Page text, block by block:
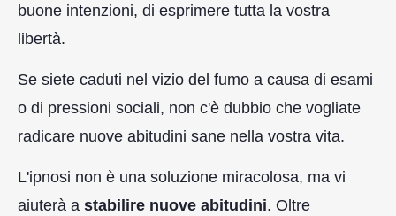
buone intenzioni, di esprimere tutta la vostra
libertà.
Se siete caduti nel vizio del fumo a causa di esami
o di pressioni sociali, non c'è dubbio che vogliate
radicare nuove abitudini sane nella vostra vita.
L'ipnosi non è una soluzione miracolosa, ma vi
aiuterà a stabilire nuove abitudini. Oltre